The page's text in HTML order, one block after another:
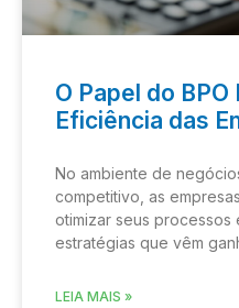
O Papel do
Eficiência das
No ambiente de
competitivo, as
otimizar seus processos
estratégias que vêm
LEIA MAIS »